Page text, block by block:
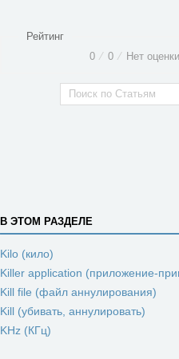
Рейтинг
0 ⁄ 0 ⁄ Нет оценки
В ЭТОМ РАЗДЕЛЕ
Kilo (кило)
Killer application (приложение-
Kill file (файл аннулирования)
Kill (убивать, аннулировать)
KHz (КГц)